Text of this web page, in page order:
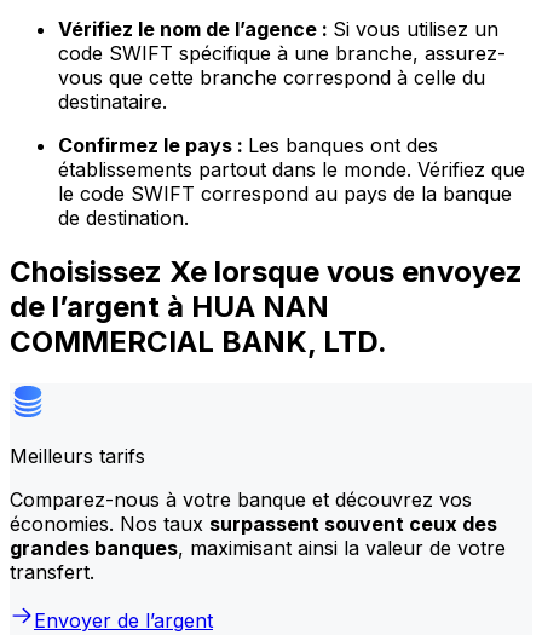
Vérifiez le nom de l’agence : Si vous utilisez un
code SWIFT spécifique à une branche, assurez-
vous que cette branche correspond à celle du
destinataire.
Confirmez le pays : Les banques ont des
établissements partout dans le monde. Vérifiez que
le code SWIFT correspond au pays de la banque
de destination.
Choisissez Xe lorsque vous envoyez
de l’argent à HUA NAN
COMMERCIAL BANK, LTD.
Meilleurs tarifs
Comparez-nous à votre banque et découvrez vos
économies. Nos taux surpassent souvent ceux des
grandes banques, maximisant ainsi la valeur de votre
transfert.
Envoyer de l’argent